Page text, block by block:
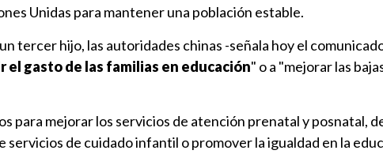
Unidas para mantener una población estable.
tercer hijo, las autoridades chinas -señala hoy el
el gasto de las familias en educación" o a "mejorar las
para mejorar los servicios de atención prenatal y posnatal,
servicios de cuidado infantil o promover la igualdad en la